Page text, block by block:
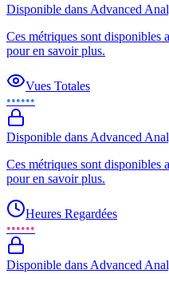
Disponible dans Advanced
Ces métriques sont
pour en savoir plus.
Vues Totales
••••••
Disponible dans Advanced
Ces métriques sont
pour en savoir plus.
Heures Regardées
••••••
Disponible dans Advanced